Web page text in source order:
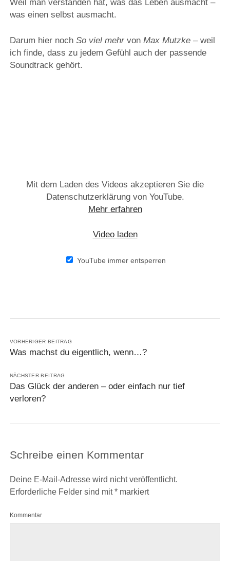
Weil man verstanden hat, was das Leben ausmacht –
was einen selbst ausmacht.
Darum hier noch So viel mehrvon Max Mutzke– weil
ich finde, dass zu jedem Gefühl auch der passende
Soundtrack gehört.
Mit dem Laden des Videos akzeptieren Sie die
Datenschutzerklärung von YouTube.
Mehr erfahren
Video laden
YouTube immer entsperren
VORHERIGER BEITRAG
Was machst du eigentlich, wenn…?
NÄCHSTER BEITRAG
Das Glück der anderen – oder einfach nur tief
verloren?
Schreibe einen Kommentar
Deine E-Mail-Adresse wird nicht veröffentlicht.
Erforderliche Felder sind mit*markiert
Kommentar